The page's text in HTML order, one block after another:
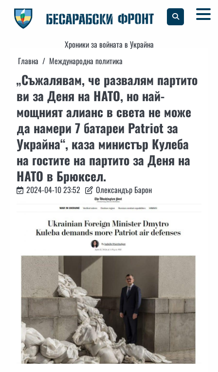
content
Хроники за войната в Украйна
Главна
Международна политика
„Съжалявам, че развалям партито
ви за Деня на НАТО, но най-
мощният алианс в света не може
да намери 7 батареи Patriot за
Украйна“, каза министър Кулеба
на гостите на партито за Деня на
НАТО в Брюксел.
2024-04-10 23:52 Олександър Барон